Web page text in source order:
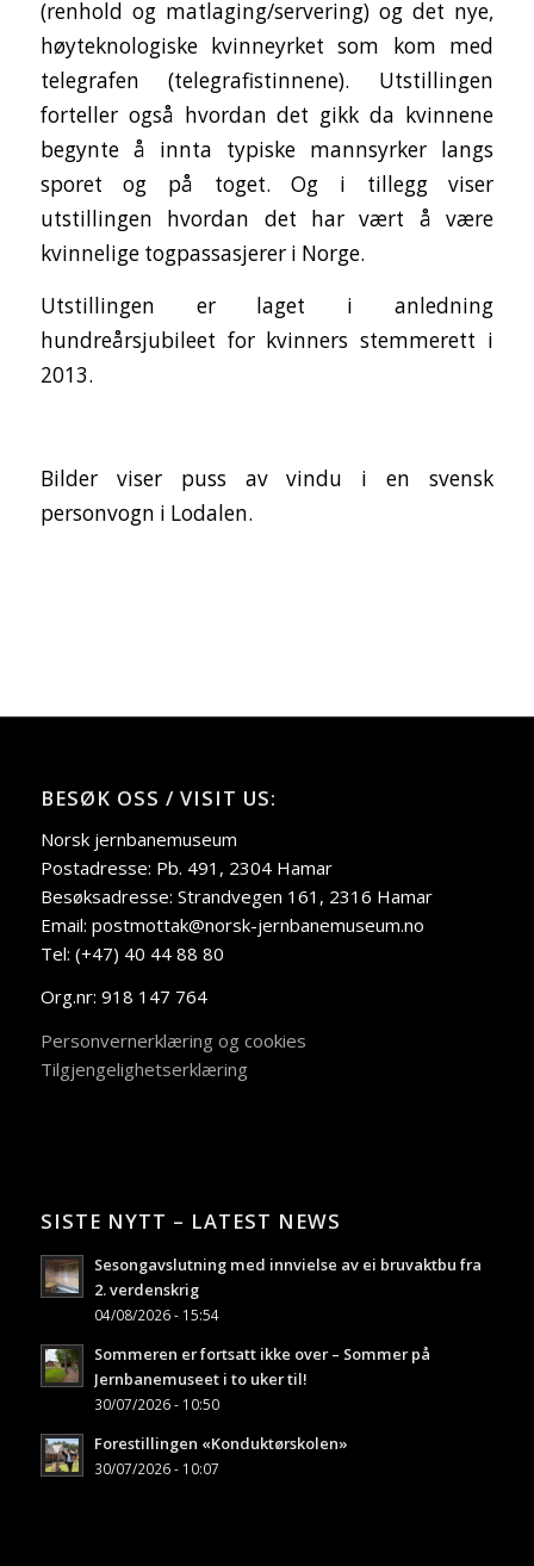
(renhold og matlaging/servering) og det nye,
høyteknologiske kvinneyrket som kom med
telegrafen (telegrafistinnene). Utstillingen
forteller også hvordan det gikk da kvinnene
begynte å innta typiske mannsyrker langs
sporet og på toget. Og i tillegg viser
utstillingen hvordan det har vært å være
kvinnelige togpassasjerer i Norge.
Utstillingen er laget i anledning
hundreårsjubileet for kvinners stemmerett i
2013.
Bilder viser puss av vindu i en svensk
personvogn i Lodalen.
BESØK OSS / VISIT US:
Norsk jernbanemuseum
Postadresse: Pb. 491, 2304 Hamar
Besøksadresse: Strandvegen 161, 2316 Hamar
Email: postmottak@norsk-jernbanemuseum.no
Tel: (+47) 40 44 88 80
Org.nr: 918 147 764
Personvernerklæring og cookies
Tilgjengelighetserklæring
SISTE NYTT – LATEST NEWS
Sesongavslutning med innvielse av ei bruvaktbu fra
2. verdenskrig
04/08/2026 - 15:54
Sommeren er fortsatt ikke over – Sommer på
Jernbanemuseet i to uker til!
30/07/2026 - 10:50
Forestillingen «Konduktørskolen»
30/07/2026 - 10:07